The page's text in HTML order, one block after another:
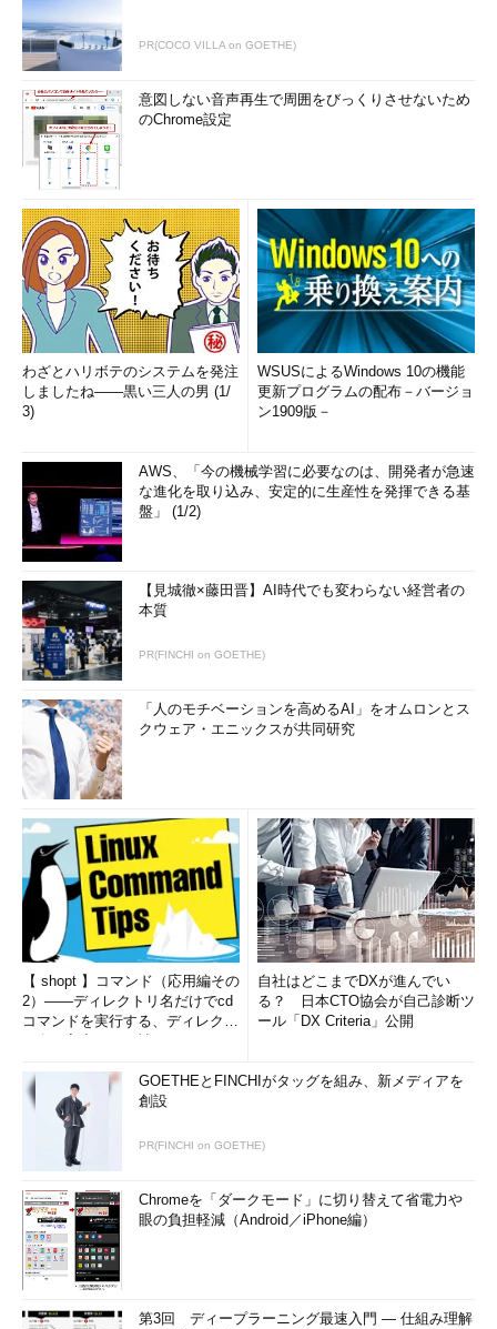
PR(COCO VILLA on GOETHE)
意図しない音声再生で周囲をびっくりさせないため
のChrome設定
わざとハリボテのシステムを発注
しましたね――黒い三人の男 (1/
3)
WSUSによるWindows 10の機能
更新プログラムの配布－バージョ
ン1909版－
AWS、「今の機械学習に必要なのは、開発者が急速
な進化を取り込み、安定的に生産性を発揮できる基
盤」 (1/2)
【見城徹×藤田晋】AI時代でも変わらない経営者の
本質
PR(FINCHI on GOETHE)
「人のモチベーションを高めるAI」をオムロンとス
クウェア・エニックスが共同研究
【 shopt 】コマンド（応用編その
2）――ディレクトリ名だけでcd
コマンドを実行する、ディレクト
自社はどこまでDXが進んでい
る？ 日本CTO協会が自己診断ツ
ール「DX Criteria」公開
GOETHEとFINCHIがタッグを組み、新メディアを
創設
PR(FINCHI on GOETHE)
Chromeを「ダークモード」に切り替えて省電力や
眼の負担軽減（Android／iPhone編）
第3回 ディープラーニング最速入門 ― 仕組み理解